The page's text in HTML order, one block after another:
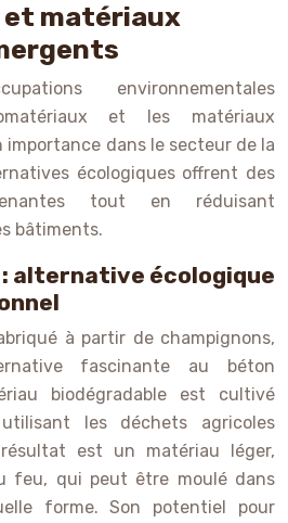
matériaux
environnementales
et les matériaux
importance dans le secteur de la
écologiques offrent des
tout en réduisant
bâtiments.
alternative écologique
à partir de champignons,
fascinante au béton
biodégradable est cultivé
les déchets agricoles
est un matériau léger,
feu, qui peut être moulé dans
forme. Son potentiel pour